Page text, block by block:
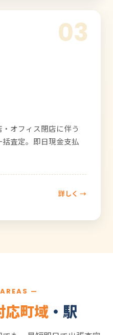
03
オフィス閉店に伴う
査定。即日現金支払
詳しく →
—
応町域 ・駅